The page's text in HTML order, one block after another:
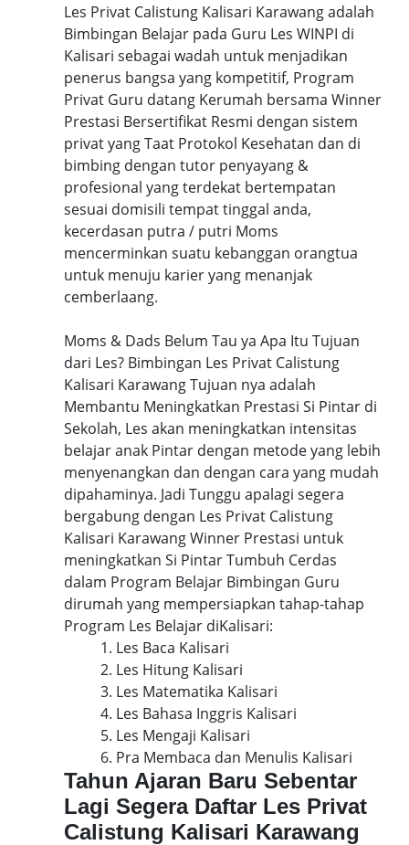
Les Privat Calistung Kalisari Karawang adalah
Bimbingan Belajar pada Guru Les WINPI di
Kalisari sebagai wadah untuk menjadikan
penerus bangsa yang kompetitif, Program
Privat Guru datang Kerumah bersama Winner
Prestasi Bersertifikat Resmi dengan sistem
privat yang Taat Protokol Kesehatan dan di
bimbing dengan tutor penyayang &
profesional yang terdekat bertempatan
sesuai domisili tempat tinggal anda,
kecerdasan putra / putri Moms
mencerminkan suatu kebanggan orangtua
untuk menuju karier yang menanjak
cemberlaang.
Moms & Dads Belum Tau ya Apa Itu Tujuan
dari Les? Bimbingan Les Privat Calistung
Kalisari Karawang Tujuan nya adalah
Membantu Meningkatkan Prestasi Si Pintar di
Sekolah, Les akan meningkatkan intensitas
belajar anak Pintar dengan metode yang lebih
menyenangkan dan dengan cara yang mudah
dipahaminya. Jadi Tunggu apalagi segera
bergabung dengan Les Privat Calistung
Kalisari Karawang Winner Prestasi untuk
meningkatkan Si Pintar Tumbuh Cerdas
dalam Program Belajar Bimbingan Guru
dirumah yang mempersiapkan tahap-tahap
Program Les Belajar diKalisari:
1. Les Baca Kalisari
2. Les Hitung Kalisari
3. Les Matematika Kalisari
4. Les Bahasa Inggris Kalisari
5. Les Mengaji Kalisari
6. Pra Membaca dan Menulis Kalisari
Tahun Ajaran Baru Sebentar
Lagi Segera Daftar Les Privat
Calistung Kalisari Karawang